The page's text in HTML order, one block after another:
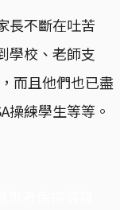
長不斷在吐苦
學校、老師支
而且他們也已盡
操練學生等等。